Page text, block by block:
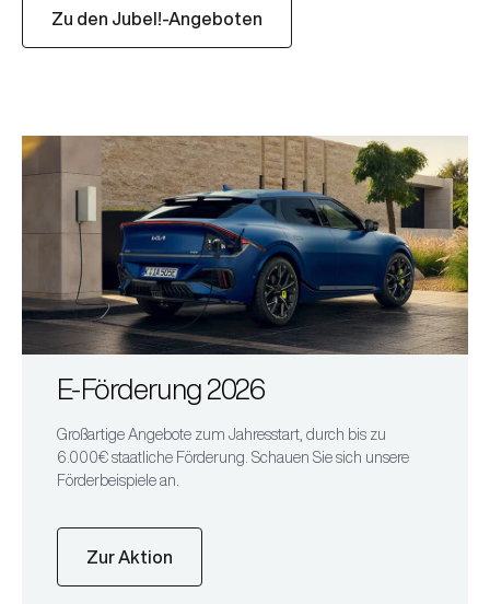
Zu den Jubel!-Angeboten
E-Förderung 2026
Großartige Angebote zum Jahresstart, durch bis zu
6.000€ staatliche Förderung. Schauen Sie sich unsere
Förderbeispiele an.
Zur Aktion